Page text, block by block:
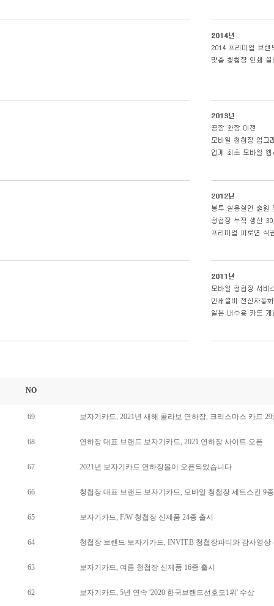
NO
69 보자기카드, 2021년 새해 콜라보 연하장, 크리스마스 카드
68 연하장 대표 브랜드 보자기카드, 2021 연하장 사이트 오픈
67 2021년 보자기카드 연하장몰이 오픈되었습니다
66 청첩장 대표 브랜드 보자기카드, 모바일 청첩장 세트스킨 9
65 보자기카드, F/W 청첩장 신제품 24종 출시
64 청첩장 브랜드 보자기카드, INVIT.B 청첩장파티와 감사영상
63 보자기카드, 여름 청첩장 신제품 16종 출시
62 보자기카드, 5년 연속 '2020 한국브랜드선호도1위' 수상